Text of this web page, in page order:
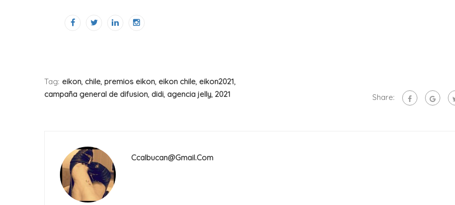
Tag: eikon, chile, premios eikon, eikon chile, eikon2021,
campaña general de difusion, didi, agencia jelly, 2021 Share:
Ccalbucan@gmail.com